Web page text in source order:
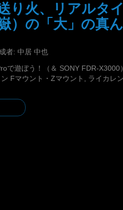
り火、リアルタ
）の「大」の真
者: 中居 中也
で遊ぼう！（＆ SONY FDR-X3000
ン Fマウント・Zマウント ライカレ